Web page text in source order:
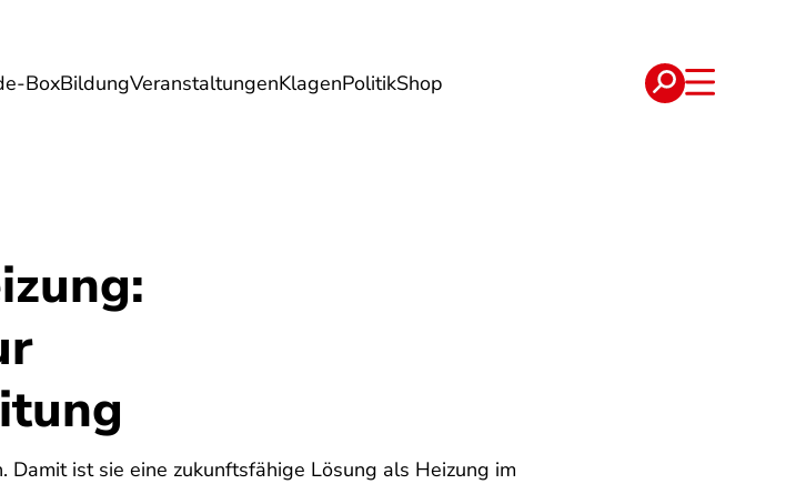
BoxBildungVeranstaltungenKlagenPolitikShop
Energie Reise Verträge
Damit ist sie eine zukunftsfähige Lösung als Heizung im